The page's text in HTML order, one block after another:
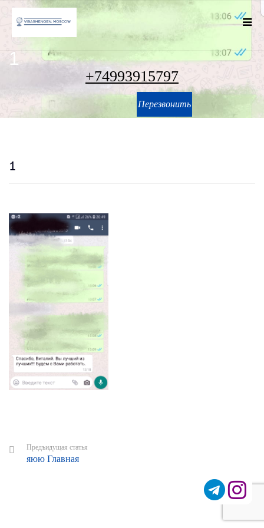
+74993915797
Перезвонить
1
1
Предъидущая статья
яюю Главная